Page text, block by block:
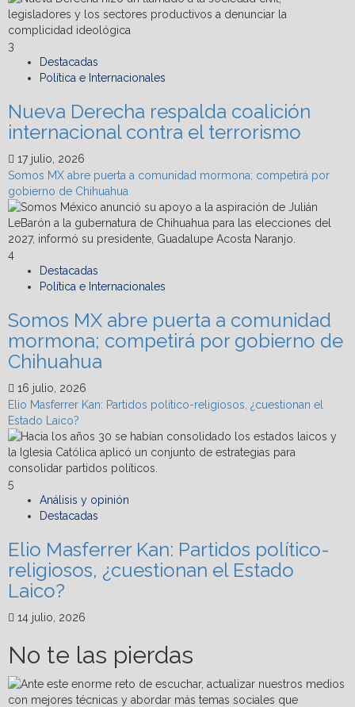
3
Destacadas
Política e Internacionales
Nueva Derecha respalda coalición
internacional contra el terrorismo
17 julio, 2026
Somos MX abre puerta a comunidad mormona; competirá por
gobierno de Chihuahua
4
Destacadas
Política e Internacionales
Somos MX abre puerta a comunidad
mormona; competirá por gobierno de
Chihuahua
16 julio, 2026
Elio Masferrer Kan: Partidos político-religiosos, ¿cuestionan el
Estado Laico?
5
Análisis y opinión
Destacadas
Elio Masferrer Kan: Partidos político-
religiosos, ¿cuestionan el Estado
Laico?
14 julio, 2026
No te las pierdas